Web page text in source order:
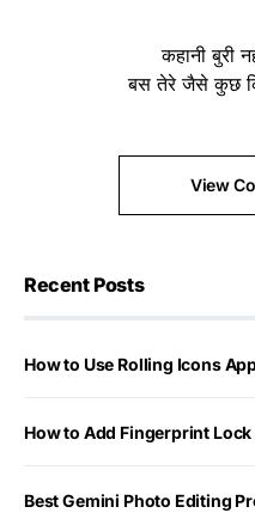
कहानी बुरी
बस तेरे जैसे कुछ
View
Recent Posts
How to Use Rolling Icons
How to Add Fingerprint
Best Gemini Photo Editing